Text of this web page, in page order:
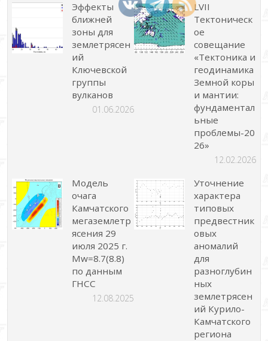
Эффекты
ближней
зоны для
землетрясен
ий
Ключевской
группы
вулканов
01.06.2026
LVII
Тектоническ
ое
совещание
«Тектоника и
геодинамика
Земной коры
и мантии:
фундаментал
ьные
проблемы-20
26»
12.02.2026
Модель
очага
Камчатского
мегаземлетр
ясения 29
июля 2025 г.
Mw=8.7(8.8)
по данным
ГНСС
12.08.2025
Уточнение
характера
типовых
предвестник
овых
аномалий
для
разноглубин
ных
землетрясен
ий Курило-
Камчатского
региона